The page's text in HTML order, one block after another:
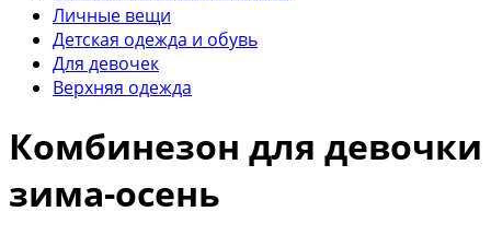
Личные вещи
Детская одежда и обувь
Для девочек
Верхняя одежда
Комбинезон для девочки
зима-осень